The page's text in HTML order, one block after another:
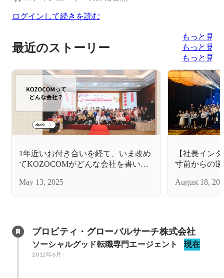
ログインして続きを読む
最近のストーリー
もっと見る
もっと見る
もっと見る
1年近いお付き合いを経て、いま改め
てKOZOCOMがどんな会社を書いて
May 13, 2025
【社長イン
寸前からの
しの経営を
August 18,
プロビティ・グローバルサーチ株式会社
ソーシャルグッド転職専門エージェント 現在
2012年6月 -